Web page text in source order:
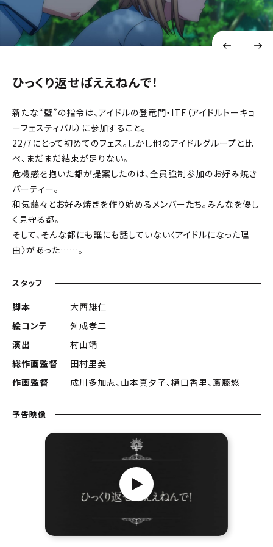
ひっくり返せばええねんで！
新たな“壁”の指令は、アイドルの登竜門・ITF（アイドルトーキョ
ーフェスティバル）に参加すること。
22/7にとって初めてのフェス。しかし他のアイドルグループと比
べ、まだまだ結束が足りない。
危機感を抱いた都が提案したのは、全員強制参加のお好み焼き
パーティー。
和気藹々とお好み焼きを作り始めるメンバーたち。みんなを優し
く見守る都。
そして、そんな都にも誰にも話していない〈アイドルになった理
由〉があった……。
スタッフ
脚本
大西雄仁
絵コンテ
舛成孝二
演出
村山靖
総作画監督
田村里美
作画監督
成川多加志、山本真夕子、樋口香里、斎藤悠
予告映像